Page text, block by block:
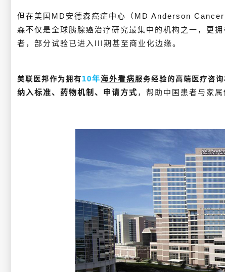
但在美国MD安德森癌症中心（MD Anderson
森不仅是全球胰腺癌治疗研究最集中的机构之一，更
者，部分试验已进入III期甚至商业化边缘。
美联医邦作为拥有10年海外看病服务经验的高端医疗咨询
纳入标准、药物机制、申请方式 ，帮助中国患者与家属